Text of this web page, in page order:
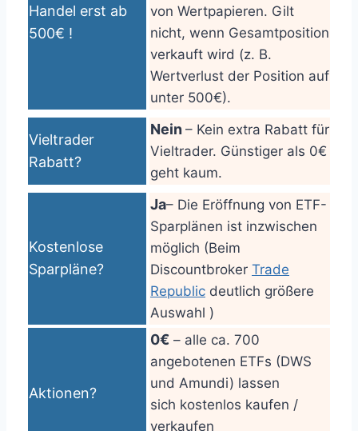
Handel erst ab
500€ !
von Wertpapieren. Gilt
nicht, wenn Gesamtposition
verkauft wird (z. B.
Wertverlust der Position auf
unter 500€).
Vieltrader
Rabatt?
Nein – Kein extra Rabatt für
Vieltrader. Günstiger als 0€
geht kaum.
Kostenlose
Sparpläne?
Ja– Die Eröffnung von ETF-
Sparplänen ist inzwischen
möglich (Beim
Discountbroker Trade
Republic deutlich größere
Auswahl )
Aktionen?
0€ – alle ca. 700
angebotenen ETFs (DWS
und Amundi) lassen
sich kostenlos kaufen /
verkaufen